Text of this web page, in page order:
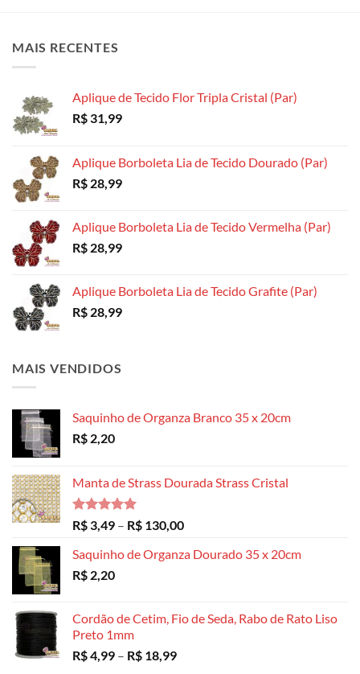
podem
na
página
na
na
MAIS RECENTES
Aplique de Tecido Flor Tripla Cristal (Par)
R$ 31,99
Aplique Borboleta Lia de Tecido Dourado (Par)
R$ 28,99
Aplique Borboleta Lia de Tecido Vermelha (Par)
R$ 28,99
Aplique Borboleta Lia de Tecido Grafite (Par)
R$ 28,99
MAIS VENDIDOS
Saquinho de Organza Branco 35 x 20cm
R$ 2,20
Manta de Strass Dourada Strass Cristal
Avaliação
5.00
de 5
R$ 3,49 – R$ 130,00Faixa
preço:
Saquinho de Organza Dourado 35 x 20cm
R$ 2,20
Cordão de Cetim, Fio de Seda, Rabo de Rato Liso
Preto 1mm
R$4,99 – R$ 18,99Faixa